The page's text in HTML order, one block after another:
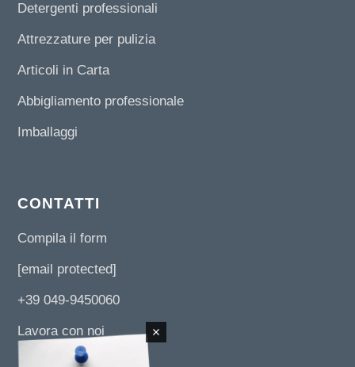
Detergenti professionali
Attrezzature per pulizia
Articoli in Carta
Abbigliamento professionale
Imballaggi
CONTATTI
Compila il form
[email protected]
+39 049-9450060
Lavora con noi